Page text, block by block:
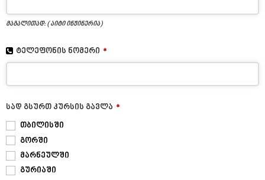
მაგალითად: ( აიტი ინჟინერია)
ტელეფონის ნომერი *
სად გსურთ კურსის გავლა *
თბილისში
გორში
მარნეულში
გურიაში